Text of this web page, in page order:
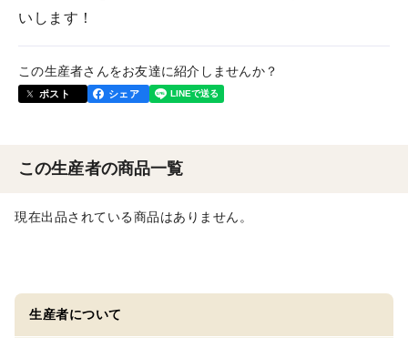
いします！
この生産者さんをお友達に紹介しませんか？
ポスト シェア
この生産者の商品一覧
現在出品されている商品はありません。
生産者について